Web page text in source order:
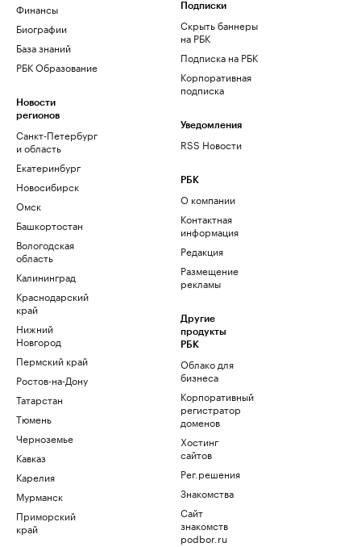
Финансы
Биографии
База знаний
РБК Образование
Новости
регионов
Санкт-Петербург
и область
Екатеринбург
Новосибирск
Омск
Башкортостан
Вологодская
область
Калининград
Краснодарский
край
Нижний
Новгород
Пермский край
Ростов-на-Дону
Татарстан
Тюмень
Черноземье
Кавказ
Карелия
Мурманск
Приморский
край
Подписки
Скрыть баннеры
на РБК
Подписка на РБК
Корпоративная
подписка
Уведомления
RSS Новости
РБК
О компании
Контактная
информация
Редакция
Размещение
рекламы
Другие
продукты
РБК
Облако для
бизнеса
Корпоративный
регистратор
доменов
Хостинг
сайтов
Рег.решения
Знакомства
Сайт
знакомств
podbor.ru